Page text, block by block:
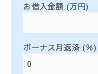
お借入金額 (万円)
ボーナス月返済 (％)